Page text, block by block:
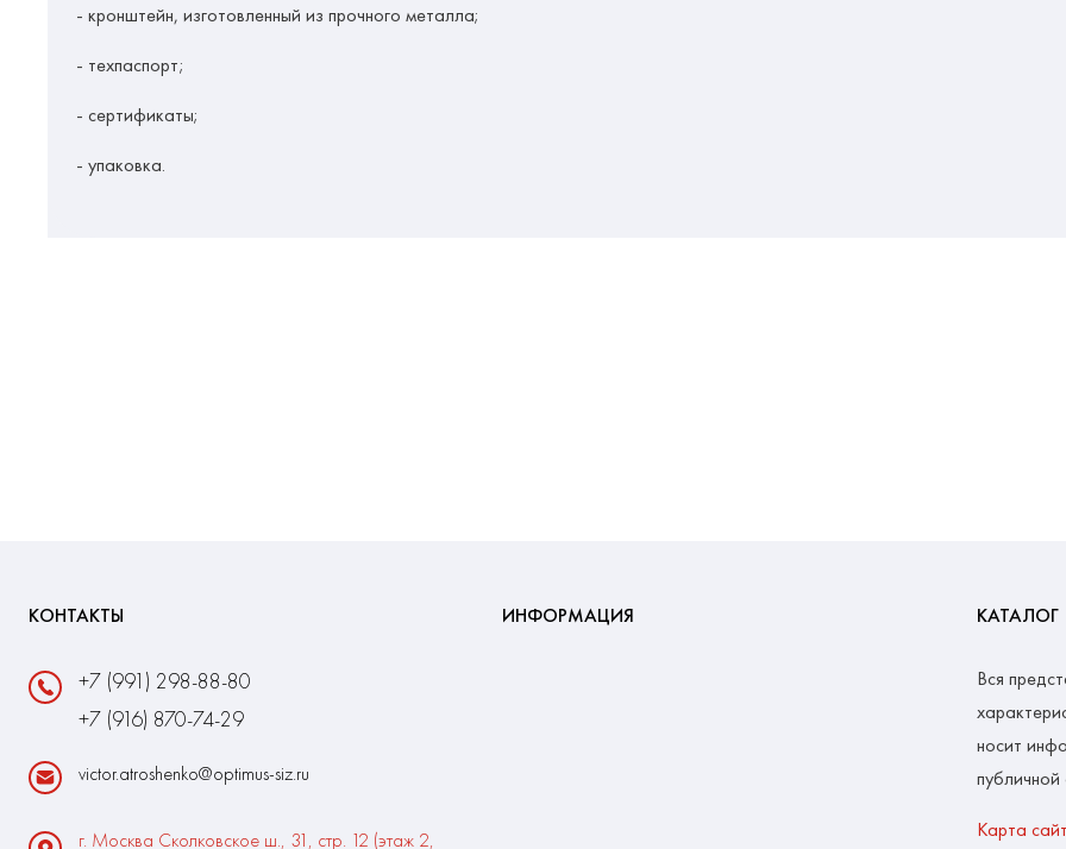
- кронштейн, изготовленный из прочного металла;
- техпаспорт;
- сертификаты;
- упаковка.
КОНТАКТЫ
+7 (991) 298-88-80
+7 (916) 870-74-29
victor.atroshenko@optimus-siz.ru
г. Москва Сколковское ш., 31, стр. 12 (этаж 2,
ИНФОРМАЦИЯ КАТАЛОГ
Вся
носит
Карта